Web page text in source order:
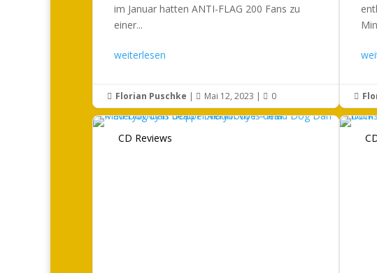
im Januar hatten ANTI-FLAG 200 Fans zu
einer...
weiterlesen
 Florian Puschke |  Mai 12, 2023 |  0 
CD Reviews